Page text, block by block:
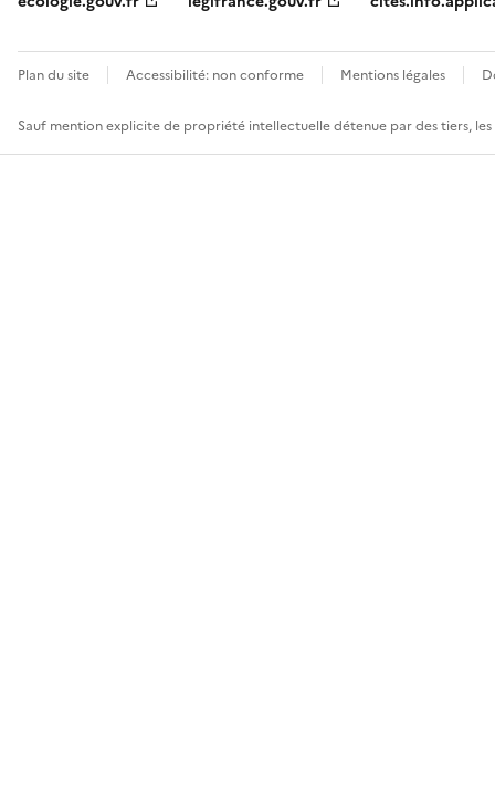
Plan du site Accessibilité: non conforme Mentions légales
Sauf mention explicite de propriété intellectuelle détenue par des tiers,